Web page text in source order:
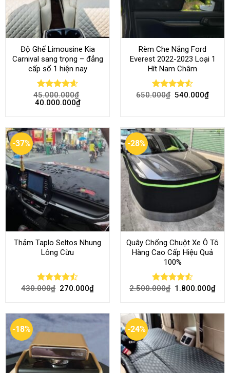
Độ Ghế Limousine Kia
Carnival sang trọng – đẳng
cấp số 1 hiện nay
Rated4.58
out of 5
45.000.000₫
40.000.000₫
Rèm Che Nắng Ford
Everest 2022-2023 Loại 1
Hít Nam Châm
Rated4.51
650.000₫ 540.000₫
-37%
Thảm Taplo Seltos Nhung
Lông Cừu
Rated
430.000₫ 270.000₫
-28%
Quây Chống Chuột Xe Ô Tô
Hàng Cao Cấp Hiệu Quả
100%
Rated 4.51
2.500.000₫ 1.800.000₫
-18% -24%